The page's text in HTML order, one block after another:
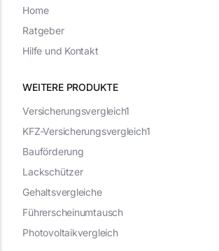
WEITERE PRODUKTE
Versicherungsvergleich1
KFZ-Versicherungsvergleich1
Bauförderung
Lackschützer
Gehaltsvergleiche
Führerscheinumtausch
Photovoltaikvergleich
Home
Ratgeber
Hilfe und Kontakt